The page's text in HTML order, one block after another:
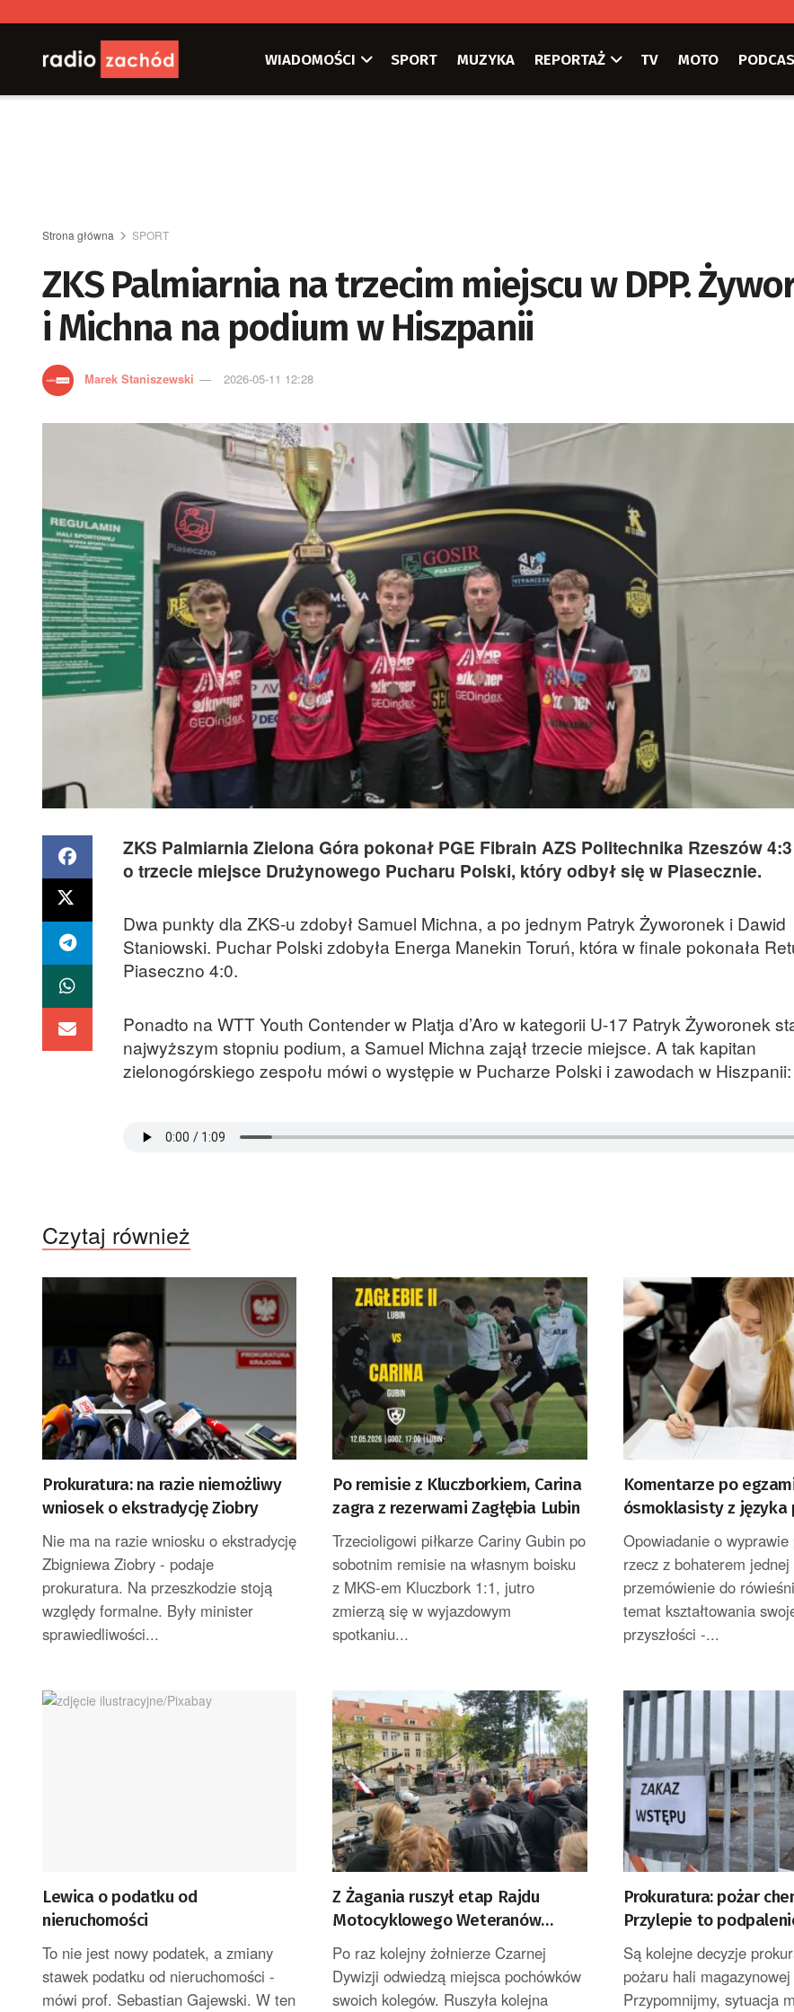
WIADOMOŚCI SPORT MUZYKA REPORTAŻ TV MOTO
Strona główna SPORT
ZKS Palmiarnia na trzecim miejscu w DPP.
i Michna na podium w Hiszpanii
Marek Staniszewski 2026-05-11 12:28
ZKS Palmiarnia Zielona Góra pokonał PGE Fibrain AZS Politechnika Rzeszów
o trzecie miejsce Drużynowego Pucharu Polski, który odbył się w Piasecznie.
Dwa punkty dla ZKS-u zdobył Samuel Michna, a po jednym Patryk Żyworonek i Dawid
Staniowski. Puchar Polski zdobyła Energa Manekin Toruń, która w finale pokonała
Piaseczno 4:0.
Ponadto na WTT Youth Contender w Platja d’Aro w kategorii U-17 Patryk Żyworonek
najwyższym stopniu podium, a Samuel Michna zajął trzecie miejsce. A tak kapitan
zielonogórskiego zespołu mówi o występie w Pucharze Polski i zawodach w Hiszpanii:
Czytaj również
Prokuratura: na razie niemożliwy
wniosek o ekstradycję Ziobry
Nie ma na razie wniosku o ekstradycję
Zbigniewa Ziobry - podaje
prokuratura. Na przeszkodzie stoją
względy formalne. Były minister
sprawiedliwości...
Po remisie z Kluczborkiem, Carina
zagra z rezerwami Zagłębia Lubin
Trzecioligowi piłkarze Cariny Gubin po
sobotnim remisie na własnym boisku
z MKS-em Kluczbork 1:1, jutro
zmierzą się w wyjazdowym
spotkaniu...
Komentarze po
ósmoklasisty z języka
Opowiadanie o wyprawie
rzecz z bohaterem
przemówienie do
temat kształtowania
przyszłości -...
Lewica o podatku od
nieruchomości
To nie jest nowy podatek, a zmiany
stawek podatku od nieruchomości -
mówi prof. Sebastian Gajewski. W ten
Z Żagania ruszył etap Rajdu
Motocyklowego Weteranów
[ZDJĘCIA]
Po raz kolejny żołnierze Czarnej
Dywizji odwiedzą miejsca pochówków
swoich kolegów. Ruszyła kolejna
Prokuratura: pożar
Przylepie to
Są kolejne decyzje
pożaru hali
Przypomnijmy, sytuacja